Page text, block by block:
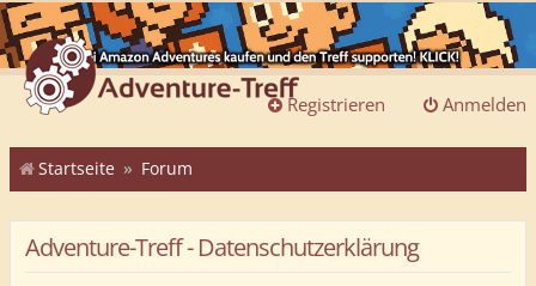
Anmelden
Registrieren
Startseite Forum
Adventure-Treff - Datenschutzerklärung